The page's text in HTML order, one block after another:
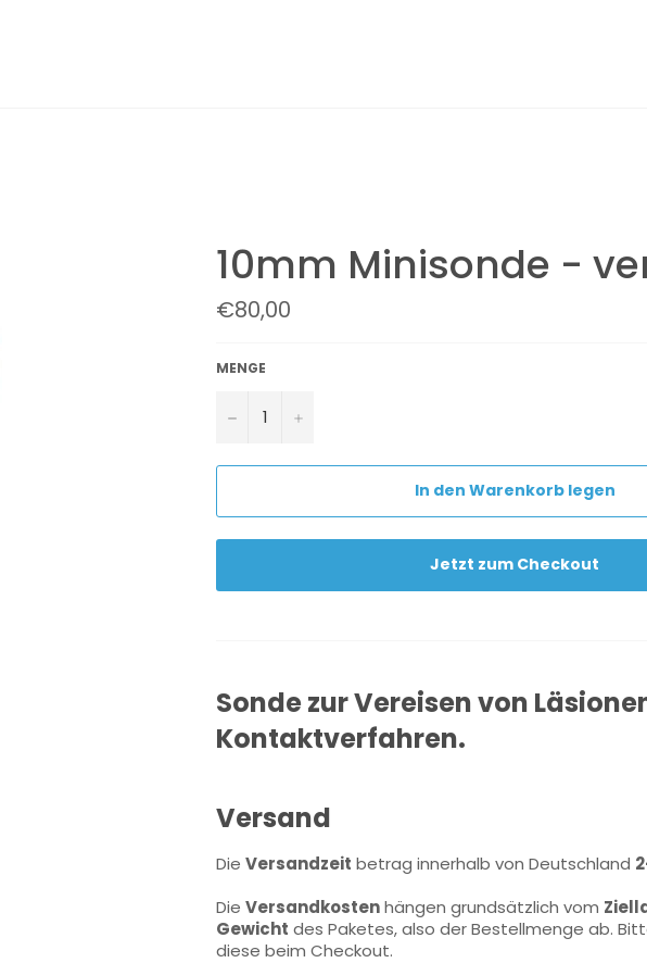
10mm Minisonde -
Normaler
Preis
€80,00
MENGE
− +
In den Warenkorb legen
Jetzt zum Checkout
Sonde zur Vereisen von
Kontaktverfahren.
Versand
Die Versandzeit betrag innerhalb von Deutschland
Die Versandkostenhängen grundsätzlich vom
Gewicht des Paketes, also der Bestellmenge ab.
diese beim Checkout.